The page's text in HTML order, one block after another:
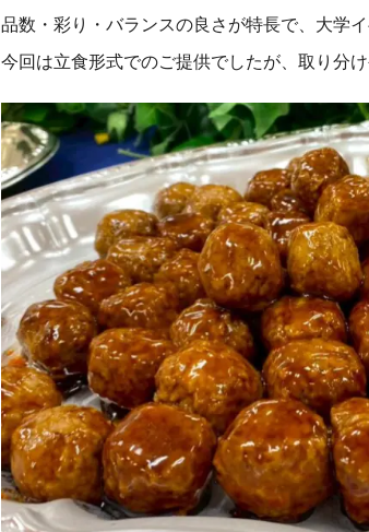
品数・彩り・バランスの良さが特長で、大学
今回は立食形式でのご提供でしたが、取り分